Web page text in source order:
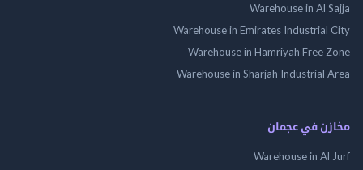
Warehouse in Al Sajja
Warehouse in Emirates Industrial City
Warehouse in Hamriyah Free Zone
Warehouse in Sharjah Industrial Area
مخازن في عجمان
Warehouse in Al Jurf